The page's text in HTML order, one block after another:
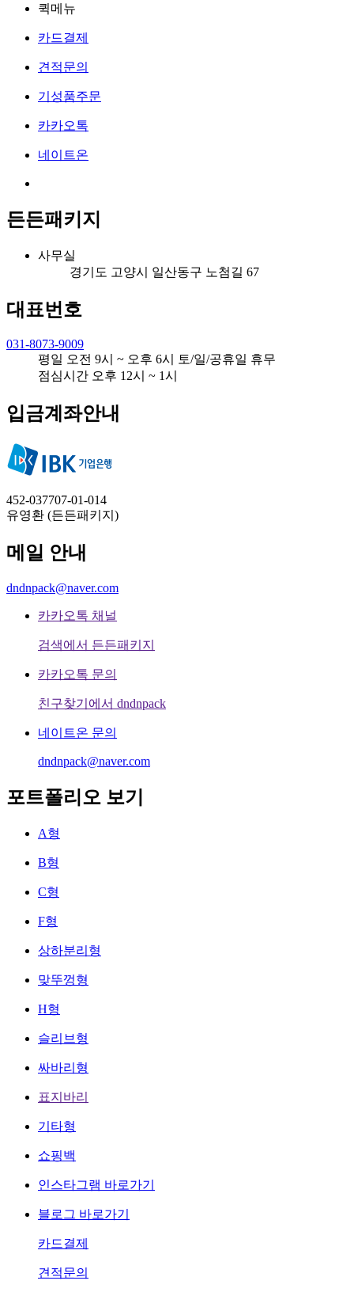
퀵메뉴
카드결제
견적문의
기성품주문
카카오톡
네이트온
든든패키지
사무실
경기도 고양시 일산동구 노첨길 67
대표번호
031-8073-9009
평일 오전 9시 ~ 오후 6시 토/일/공휴일 휴무
점심시간 오후 12시 ~ 1시
입금계좌안내
452-037707-01-014
유영환 (든든패키지)
메일 안내
dndnpack@naver.com
카카오톡 채널
검색에서 든든패키지
카카오톡 문의
친구찾기에서 dndnpack
네이트온 문의
dndnpack@naver.com
포트폴리오 보기
A형
B형
C형
F형
상하분리형
맞뚜껑형
H형
슬리브형
싸바리형
표지바리
기타형
쇼핑백
인스타그램 바로가기
블로그 바로가기
카드결제
견적문의